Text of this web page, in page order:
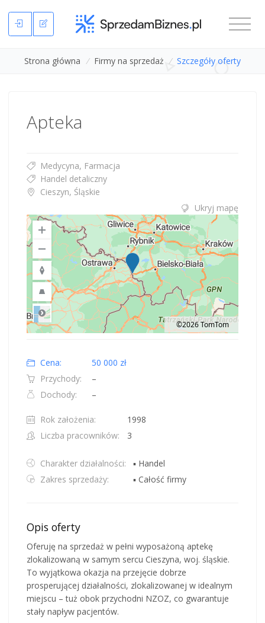
Strona główna / Firmy na sprzedaż / Szczegóły oferty
Apteka
Medycyna, Farmacja
Handel detaliczny
Cieszyn, Śląskie
Ukryj mapę
Road
©2026 TomTom
Cena:
50 000 zł
Przychody:
–
Dochody:
–
Rok założenia:
1998
Liczba pracowników:
3
Charakter działalności:
▪ Handel
Zakres sprzedaży:
▪ Całość firmy
Opis oferty
Oferuję na sprzedaż w pełni wyposażoną aptekę
zlokalizowaną w samym sercu Cieszyna, woj. śląskie.
To wyjątkowa okazja na przejęcie dobrze
prosperującej działalności, zlokalizowanej w idealnym
miejscu – tuż obok przychodni NZOZ, co gwarantuje
stały napływ pacjentów.